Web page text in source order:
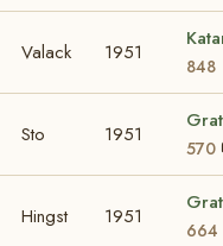
Valack 1951
848
Sto 1951
570
Hingst 1951
664